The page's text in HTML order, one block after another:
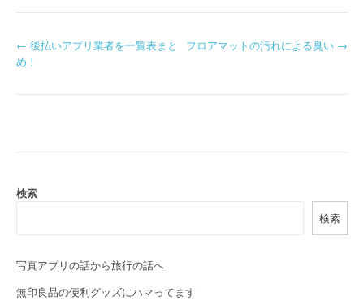
P
a
i
g
← 後払いアプリ業者を一覧表まと
め！
フロアマットの汚れによる臭い →
検索
検索
写真アプリの話から旅行の話へ
無印良品の便利グッズにハマってます